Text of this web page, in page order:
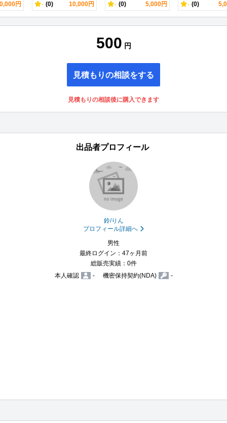
円 - (0) 10,000円 - (0) 5,000円 - (0)
500 円
見積もりの相談をする
見積もりの相談後に購入できます
出品者プロフィール
鈴/りん
プロフィール詳細へ
男性
最終ログイン：47ヶ月前
総販売実績：0件
本人確認
- 機密保持契約(NDA) -